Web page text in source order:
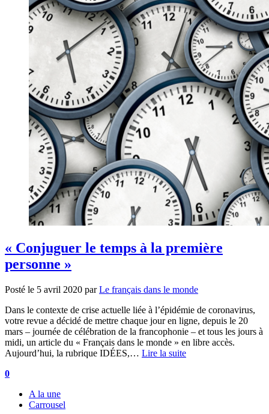
« Conjuguer le temps à la première
personne »
Posté le 5 avril 2020 par Le français dans le monde
Dans le contexte de crise actuelle liée à l’épidémie de coronavirus,
votre revue a décidé de mettre chaque jour en ligne, depuis le 20
mars – journée de célébration de la francophonie – et tous les jours à
midi, un article du « Français dans le monde » en libre accès.
Aujourd’hui, la rubrique IDÉES,… Lire la suite
0
A la une
Carrousel